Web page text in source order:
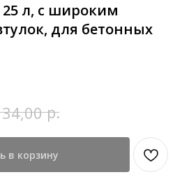
л, с широким
для бетонных
р.
в корзину